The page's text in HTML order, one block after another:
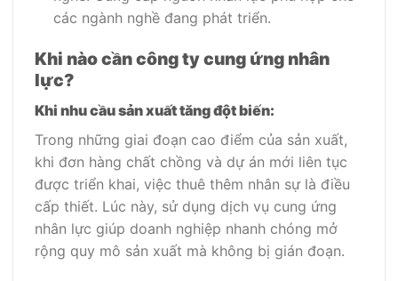
các ngành nghề đang phát triển.
Khi nào cần công ty cung ứng nhân
lực?
Khi nhu cầu sản xuất tăng đột biến:
Trong những giai đoạn cao điểm của sản xuất,
khi đơn hàng chất chồng và dự án mới liên tục
được triển khai, việc thuê thêm nhân sự là điều
cấp thiết. Lúc này, sử dụng dịch vụ cung ứng
nhân lực giúp doanh nghiệp nhanh chóng mở
rộng quy mô sản xuất mà không bị gián đoạn.